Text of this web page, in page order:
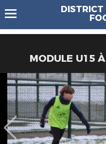
DISTRICT
MODULE U15